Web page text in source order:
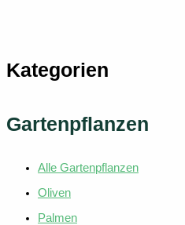
Kategorien
Gartenpflanzen
Alle Gartenpflanzen
Oliven
Palmen